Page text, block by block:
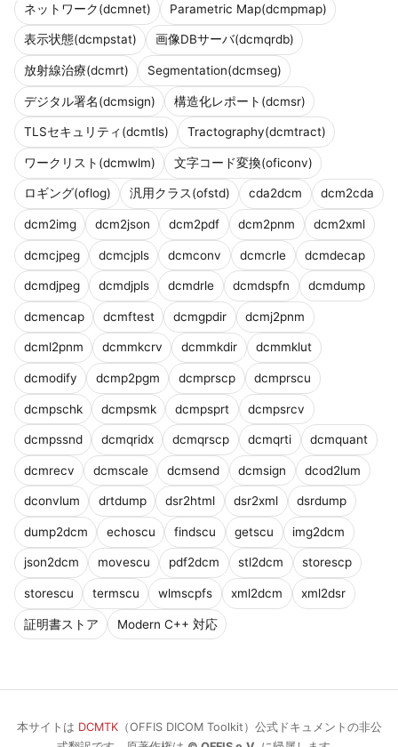
ネットワーク(dcmnet) Parametric Map(dcmpmap)
表示状態(dcmpstat) 画像DBサーバ(dcmqrdb)
放射線治療(dcmrt) Segmentation(dcmseg)
デジタル署名(dcmsign) 構造化レポート(dcmsr)
TLSセキュリティ(dcmtls) Tractography(dcmtract)
ワークリスト(dcmwlm) 文字コード変換(oficonv)
ロギング(oflog) 汎用クラス(ofstd) cda2dcm dcm2cda
dcm2img dcm2json dcm2pdf dcm2pnm dcm2xml
dcmcjpeg dcmcjpls dcmconv dcmcrle dcmdecap
dcmdjpeg dcmdjpls dcmdrle dcmdspfn dcmdump
dcmencap dcmftest dcmgpdir dcmj2pnm
dcml2pnm dcmmkcrv dcmmkdir dcmmklut
dcmodify dcmp2pgm dcmprscp dcmprscu
dcmpschk dcmpsmk dcmpsprt dcmpsrcv
dcmpssnd dcmqridx dcmqrscp dcmqrti dcmquant
dcmrecv dcmscale dcmsend dcmsign dcod2lum
dconvlum drtdump dsr2html dsr2xml dsrdump
dump2dcm echoscu findscu getscu img2dcm
json2dcm movescu pdf2dcm stl2dcm storescp
storescu termscu wlmscpfs xml2dcm xml2dsr
証明書ストア Modern C++ 対応
本サイトは DCMTK（OFFIS DICOM Toolkit）公式ドキュメントの非公